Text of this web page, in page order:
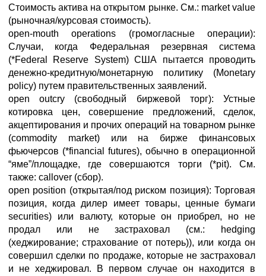
Стоимость актива на открытом рынке. См.: market value
(рыночная/курсовая стоимость).
open-mouth operations (громогласные операции):
Случаи, когда Федеральная резервная система
(*Federal Reserve System) США пытается проводить
денежно-кредитную/монетарную политику (Monetary
policy) путем правительственных заявлений.
open outcry (свободный биржевой торг): Устные
котировка цен, совершение предложений, сделок,
акцептирования и прочих операций на товарном рынке
(commodity market) или на бирже финансовых
фьючерсов (*financial futures), обычно в операционной
“яме”/площадке, где совершаются торги (*pit). См.
также: callover (сбор).
open position (открытая/под риском позиция): Торговая
позиция, когда дилер имеет товары, ценные бумаги
securities) или валюту, которые он приобрел, но не
продал или не застраховал (см.: hedging
(хеджирование; страхование от потерь)), или когда он
совершил сделки по продаже, которые не застраховал
и не хеджировал. В первом случае он находится в